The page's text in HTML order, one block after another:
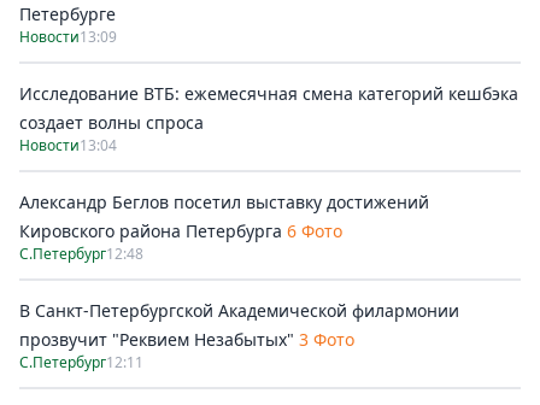
Петербурге
Новости13:09
Исследование ВТБ: ежемесячная смена категорий кешбэка
создает волны спроса
Новости13:04
Александр Беглов посетил выставку достижений
Кировского района Петербурга 6 Фото
С.Петербург12:48
В Санкт-Петербургской Академической филармонии
прозвучит "Реквием Незабытых" 3 Фото
С.Петербург12:11